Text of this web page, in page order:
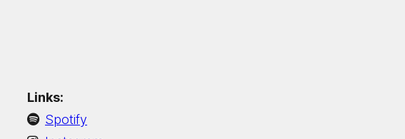
Links:
Spotify